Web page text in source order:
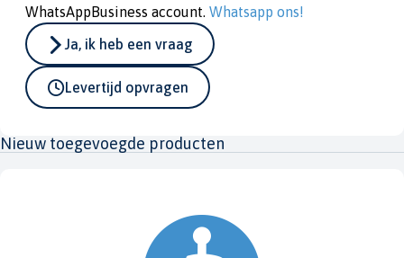
WhatsAppBusiness account. Whatsapp ons!
Ja, ik heb een vraag
Levertijd opvragen
Nieuw toegevoegde producten